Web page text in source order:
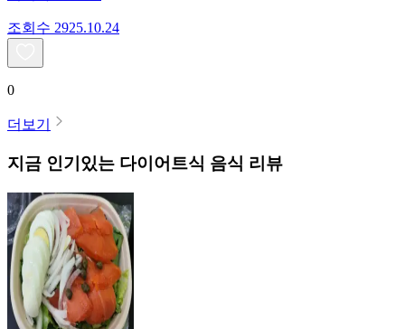
조회수 2925.10.24
0
더보기
지금 인기있는 다이어트식 음식 리뷰